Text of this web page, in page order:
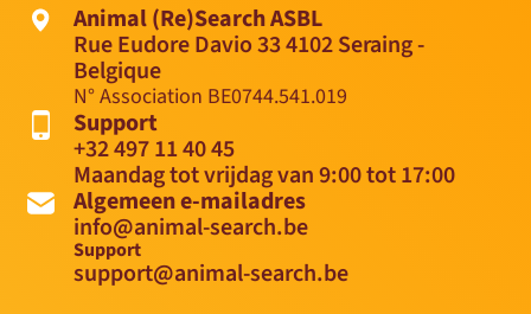
Animal (Re)Search ASBL
Rue Eudore Davio 33 4102 Seraing -
Belgique
N° Association BE0744.541.019
Support
+32 497 11 40 45
Maandag tot vrijdag van 9:00 tot 17:00
Algemeen e-mailadres
info@animal-search.be
Support
support@animal-search.be